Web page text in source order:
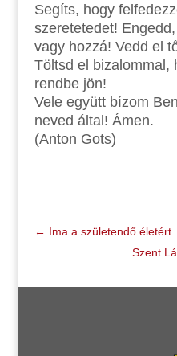
Segíts, hogy
szeretetedet!
vagy hozzá! Vedd el
Töltsd el bizalommal,
rendbe jön!
Vele együtt bízom
neved által! Ámen.
(Anton Gots)
← Ima a születendő életért
Szent